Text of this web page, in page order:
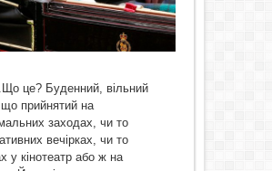
це? Буденний, вільний
прийнятий на
заходах, чи то
вечірках, чи то
у кінотеатр або ж на